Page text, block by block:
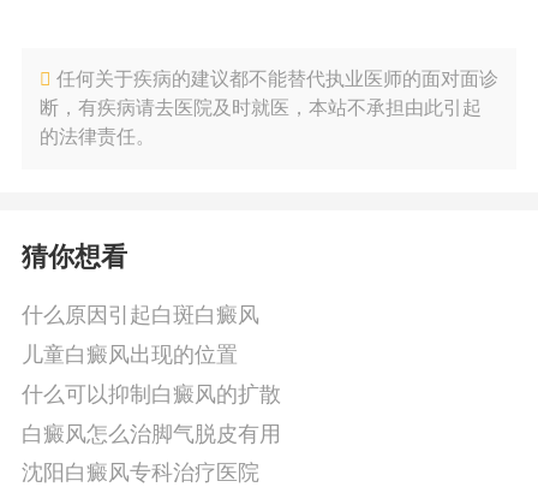
任何关于疾病的建议都不能替代执业医师的面对面诊
断，有疾病请去医院及时就医，本站不承担由此引起
的法律责任。
猜你想看
什么原因引起白斑白癜风
儿童白癜风出现的位置
什么可以抑制白癜风的扩散
白癜风怎么治脚气脱皮有用
沈阳白癜风专科治疗医院